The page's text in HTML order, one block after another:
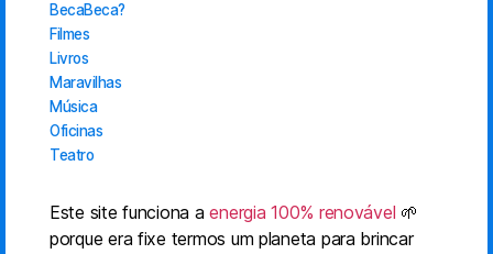
BecaBeca?
Filmes
Livros
Maravilhas
Música
Oficinas
Teatro
Este site funciona aenergia 100% renovável 🌱
porque era fixe termos um planeta para brincar